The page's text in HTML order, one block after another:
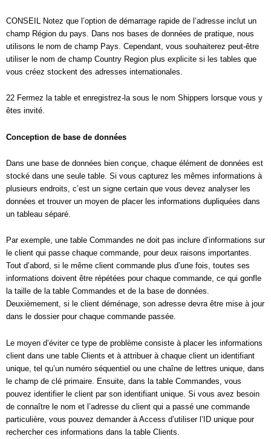
CONSEIL Notez que l’option de démarrage rapide de l’adresse inclut un
champ Région du pays. Dans nos bases de données de pratique, nous
utilisons le nom de champ Pays. Cependant, vous souhaiterez peut-être
utiliser le nom de champ Country Region plus explicite si les tables que
vous créez stockent des adresses internationales.
22 Fermez la table et enregistrez-la sous le nom Shippers lorsque vous y
êtes invité.
Conception de base de données
Dans une base de données bien conçue, chaque élément de données est
stocké dans une seule table. Si vous capturez les mêmes informations à
plusieurs endroits, c’est un signe certain que vous devez analyser les
données et trouver un moyen de placer les informations dupliquées dans
un tableau séparé.
Par exemple, une table Commandes ne doit pas inclure d’informations sur
le client qui passe chaque commande, pour deux raisons importantes.
Tout d’abord, si le même client commande plus d’une fois, toutes ses
informations doivent être répétées pour chaque commande, ce qui gonfle
la taille de la table Commandes et de la base de données.
Deuxièmement, si le client déménage, son adresse devra être mise à jour
dans le dossier pour chaque commande passée.
Le moyen d’éviter ce type de problème consiste à placer les informations
client dans une table Clients et à attribuer à chaque client un identifiant
unique, tel qu’un numéro séquentiel ou une chaîne de lettres unique, dans
le champ de clé primaire. Ensuite, dans la table Commandes, vous
pouvez identifier le client par son identifiant unique. Si vous avez besoin
de connaître le nom et l’adresse du client qui a passé une commande
particulière, vous pouvez demander à Access d’utiliser l’ID unique pour
rechercher ces informations dans la table Clients.